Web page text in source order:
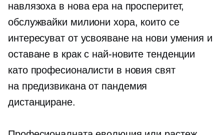
навлязоха в нова ера на просперитет,
обслужвайки милиони хора, които се
интересуват от усвояване на нови умения и
оставане в крак с най-новите тенденции
като професионалисти в новия свят
на предизвикана от пандемия
дистанциране.